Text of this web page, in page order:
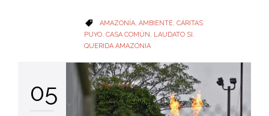
 CATEGORY
AMAZONÍA, AMBIENTE, CÁRITAS
PUYO, CASA COMÚN , LAUDATO SI ,
QUERIDA AMAZONIA
05